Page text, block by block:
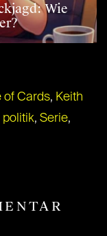
Wie
of Cards, Keith
politik, Serie,